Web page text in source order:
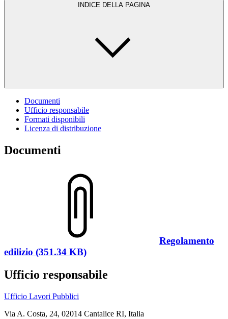
INDICE DELLA PAGINA
Documenti
Ufficio responsabile
Formati disponibili
Licenza di distribuzione
Documenti
Regolamento
edilizio (351.34 KB)
Ufficio responsabile
Ufficio Lavori Pubblici
Via A. Costa, 24, 02014 Cantalice RI, Italia